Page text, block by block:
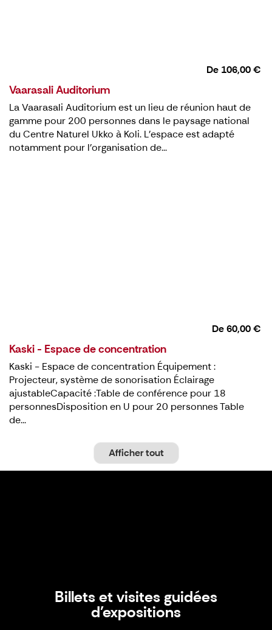
De 106,00 €
Vaarasali Auditorium
La Vaarasali Auditorium est un lieu de réunion haut de
gamme pour 200 personnes dans le paysage national
du Centre Naturel Ukko à Koli. L'espace est adapté
notamment pour l'organisation de...
De60,00 €
Kaski - Espace de concentration
Kaski - Espace de concentration Équipement :
Projecteur, système de sonorisation Éclairage
ajustableCapacité :Table de conférence pour 18
personnesDisposition en U pour 20 personnes Table
de...
Afficher tout
Billets et visites guidées
d'expositions